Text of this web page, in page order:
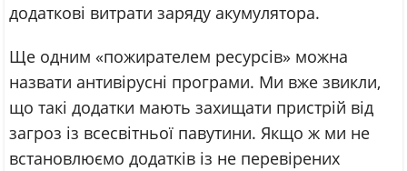
додаткові витрати заряду акумулятора.
Ще одним «пожирателем ресурсів» можна
назвати антивірусні програми. Ми вже звикли,
що такі додатки мають захищати пристрій від
загроз із всесвітньої павутини. Якщо ж ми не
встановлюємо додатків із не перевірених